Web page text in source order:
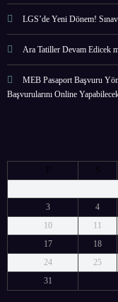
LGS’de Yeni Dönem!
Ara Tatiller Devam Edicek
MEB Pasaport Başvuru
Başvurularını Online
P
S
3
4
10
11
17
18
24
25
31